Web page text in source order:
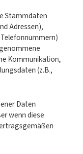
Stammdaten
Adressen),
Kommunikation,
(z.B.,
Daten
wenn diese